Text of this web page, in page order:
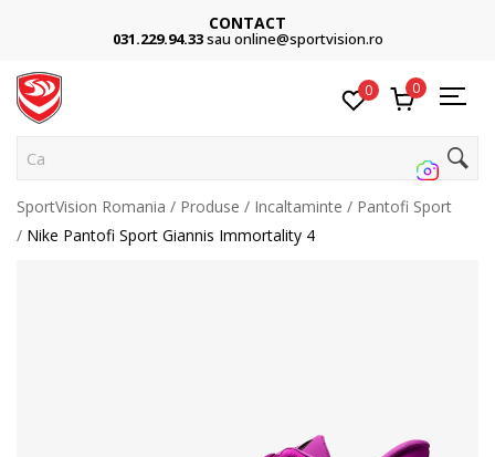
CONTACT
031.229.94.33sau online@sportvision.ro
0 0
Cauta
SportVision Romania Produse Incaltaminte
Pantofi Sport
Nike Pantofi Sport Giannis Immortality 4